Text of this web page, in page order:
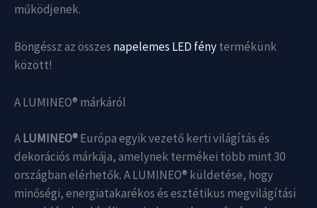
működjenek.
Böngéssz az összes napelemes LED fénytermékünk
között!
A LUMINEO® márkáról
ALUMINEO®Európa egyik vezető kerti világítás és
dekorációs márkája, amelynek termékei több mint 30
országban elérhetők. A LUMINEO® küldetése, hogy
minőségi, energiatakarékos és esztétikus megvilágítási